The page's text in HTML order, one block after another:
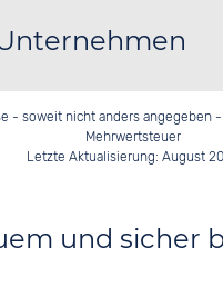
- soweit nicht anders angegeben
Mehrwertsteuer
Letzte Aktualisierung: August
und sicher